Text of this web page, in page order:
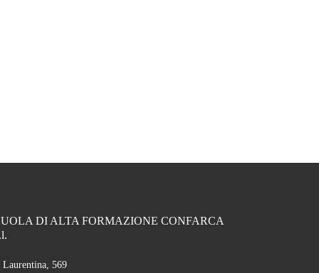
DI ALTA FORMAZIONE CONFARCA
Laurentina, 569